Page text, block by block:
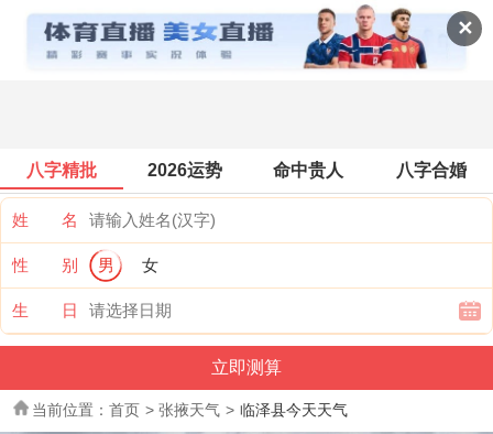
✕
全国天气
八字精批 2026运势 命中贵人 八字合婚
姓 名
性 别 男 女
生 日
当前位置： 首页 > 张掖天气 > 临泽县今天天气